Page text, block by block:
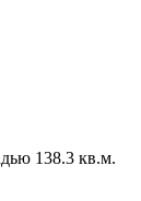
138.3 кв.м.